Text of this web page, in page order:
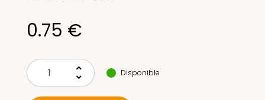
0.75 €
keyboard_arrow_up
keyboard_arrow_down
Disponible